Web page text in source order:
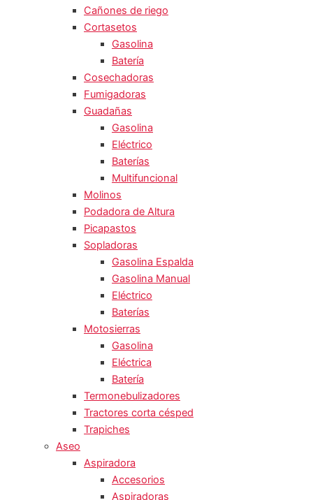
Cañones de riego
Cortasetos
Gasolina
Batería
Cosechadoras
Fumigadoras
Guadañas
Gasolina
Eléctrico
Baterías
Multifuncional
Molinos
Podadora de Altura
Picapastos
Sopladoras
Gasolina Espalda
Gasolina Manual
Eléctrico
Baterías
Motosierras
Gasolina
Eléctrica
Batería
Termonebulizadores
Tractores corta césped
Trapiches
Aseo
Aspiradora
Accesorios
Aspiradoras